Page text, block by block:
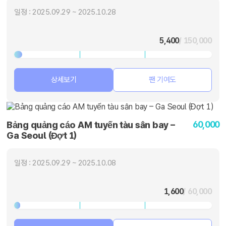
일정 : 2025.09.29 ~ 2025.10.28
5,400/ 150,000
상세보기 팬 기여도
Bảng quảng cáo AM tuyến tàu sân bay –
Ga Seoul (Đợt 1)
60,000
일정 : 2025.09.29 ~ 2025.10.08
1,600/ 60,000